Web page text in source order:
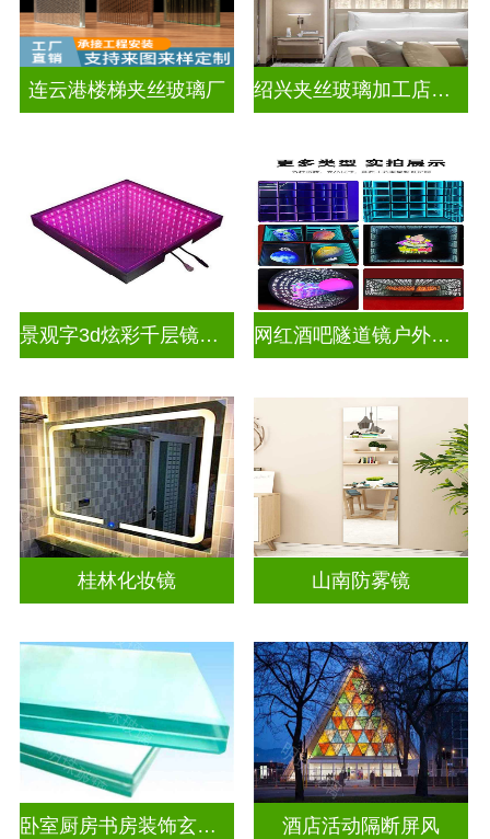
连云港楼梯夹丝玻璃厂 绍兴夹丝玻璃加工店电话
景观字3d炫彩千层镜深渊镜 网红酒吧隧道镜户外门头招牌深渊镜
桂林化妆镜 山南防雾镜
卧室厨房书房装饰玄关隔断 酒店活动隔断屏风